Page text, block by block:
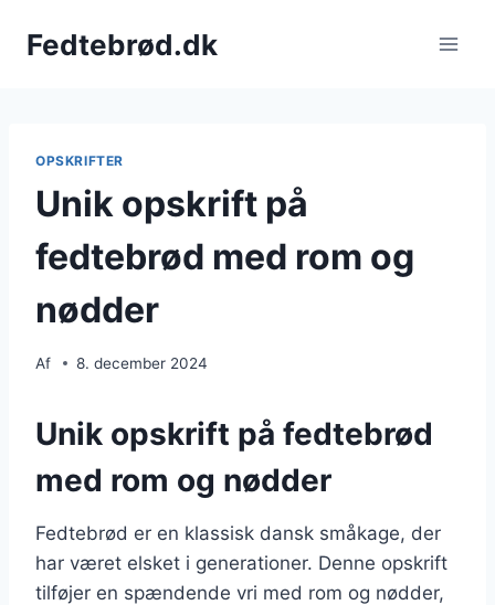
Fedtebrød.dk
OPSKRIFTER
Unik opskrift på
fedtebrød med rom og
nødder
Af 8. december 2024
Unik opskrift på fedtebrød
med rom og nødder
Fedtebrød er en klassisk dansk småkage, der
har været elsket i generationer. Denne opskrift
tilføjer en spændende vri med rom og nødder,